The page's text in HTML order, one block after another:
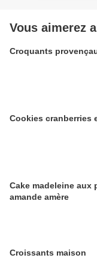
Vous aimerez
Croquants
Cookies cranberries
Cake madeleine aux
amande amère
Croissants maison